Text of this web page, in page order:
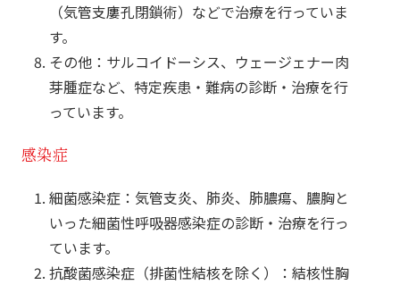
（気管支廔孔閉鎖術）などで治療を行っていま
す。
その他：サルコイドーシス、ウェージェナー肉
芽腫症など、特定疾患・難病の診断・治療を行
っています。
感染症
細菌感染症：気管支炎、肺炎、肺膿瘍、膿胸と
いった細菌性呼吸器感染症の診断・治療を行っ
ています。
抗酸菌感染症（排菌性結核を除く）：結核性胸